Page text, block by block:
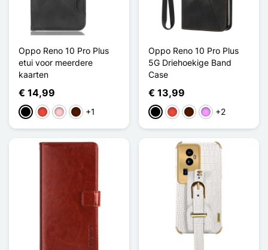
Oppo Reno 10 Pro Plus
etui voor meerdere
kaarten
€ 14,99
ZwartRoodRozeDonkerbruin
+1
Oppo Reno 10 Pro Plus
5G Driehoekige Band
Case
€ 13,99
ZwartRoodDonkerbruin
Licht Violet
+2